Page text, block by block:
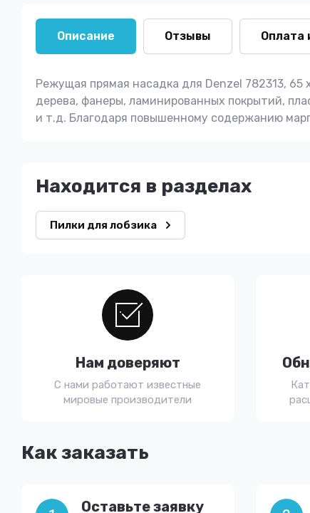
Описание Отзывы Оплата
Режущая прямая насадка для Denzel 782313, 65
дерева, фанеры, ламинированных покрытий,
и т.д. Благодаря повышенному содержанию
Находится в разделах
Пилки для лобзика
Как заказать
Оставьте заявку
Нам доверяют
С нами работают известные
мировые производители